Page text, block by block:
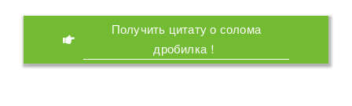
Получить цитату о солома
дробилка！